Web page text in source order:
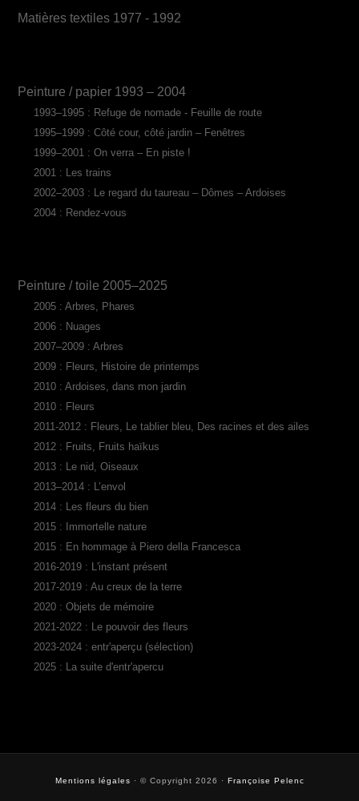
Matières textiles 1977 - 1992
Peinture / papier 1993 – 2004
1993–1995 : Refuge de nomade - Feuille de route
1995–1999 : Côté cour, côté jardin – Fenêtres
1999–2001 : On verra – En piste !
2001 : Les trains
2002–2003 : Le regard du taureau – Dômes – Ardoises
2004 : Rendez-vous
Peinture / toile 2005–2025
2005 : Arbres, Phares
2006 : Nuages
2007–2009 : Arbres
2009 : Fleurs, Histoire de printemps
2010 : Ardoises, dans mon jardin
2010 : Fleurs
2011-2012 : Fleurs, Le tablier bleu, Des racines et des ailes
2012 : Fruits, Fruits haïkus
2013 : Le nid, Oiseaux
2013–2014 : L’envol
2014 : Les fleurs du bien
2015 : Immortelle nature
2015 : En hommage à Piero della Francesca
2016-2019 : L'instant présent
2017-2019 : Au creux de la terre
2020 : Objets de mémoire
2021-2022 : Le pouvoir des fleurs
2023-2024 : entr'aperçu (sélection)
2025 : La suite d'entr'apercu
Mentions légales · © Copyright 2026 · Françoise Pelenc